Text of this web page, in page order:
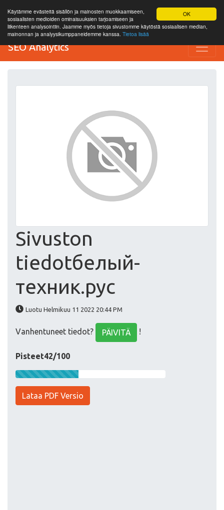
OK
Käytämme evästeitä sisällön ja mainosten muokkaamiseen,
sosiaalisten medioiden ominaisuuksien tarjoamiseen ja
liikenteen analysointiin. Jaamme myös tietoja sivustomme käytöstä sosiaalisen median,
mainonnan ja analyysikumppaneidemme kanssa. Tietoa lisää
SEO Analytics
Sivuston
tiedotбелый-
техник.рус
Luotu Helmikuu 11 2022 20:44 PM
Vanhentuneet tiedot? PÄIVITÄ !
Pisteet42/100
Lataa PDF Versio